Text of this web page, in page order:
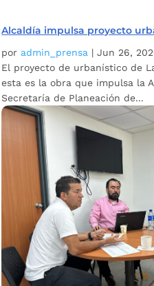
Alcaldía impulsa proyecto
por admin_prensa |Jun 26,
El proyecto de urbanístico de
esta es la obra que impulsa la
Secretaría de Planeación de...